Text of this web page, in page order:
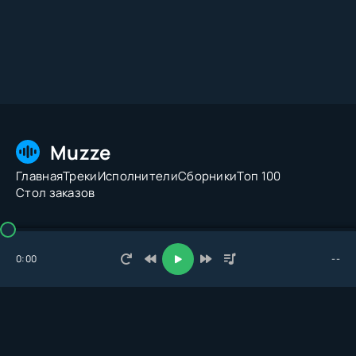
Muzze
ГлавнаяТрекиИсполнителиСборникиТоп 100
Стол заказов
© 2026 Muzze.net. Все права защищены. Администрация:
0:00 --